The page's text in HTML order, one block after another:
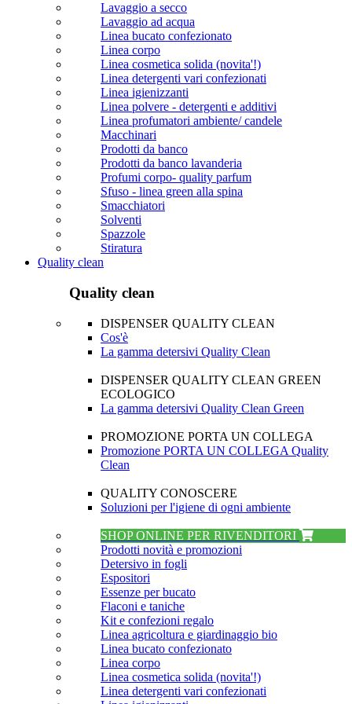
Lavaggio a secco
Lavaggio ad acqua
Linea bucato confezionato
Linea corpo
Linea cosmetica solida (novita'!)
Linea detergenti vari confezionati
Linea igienizzanti
Linea polvere - detergenti e additivi
Linea profumatori ambiente/ candele
Macchinari
Prodotti da banco
Prodotti da banco lavanderia
Profumi corpo- quality parfum
Sfuso - linea green alla spina
Smacchiatori
Solventi
Spazzole
Stiratura
Quality clean
Quality clean
DISPENSER QUALITY CLEAN
Cos'è
La gamma detersivi Quality Clean
DISPENSER QUALITY CLEAN GREEN
ECOLOGICO
La gamma detersivi Quality Clean Green
PROMOZIONE PORTA UN COLLEGA
Promozione PORTA UN COLLEGA Quality
Clean
QUALITY CONOSCERE
Soluzioni per l'igiene di ogni ambiente
SHOP ONLINE PER RIVENDITORI
Prodotti novità e promozioni
Detersivo in fogli
Espositori
Essenze per bucato
Flaconi e taniche
Kit e confezioni regalo
Linea agricoltura e giardinaggio bio
Linea bucato confezionato
Linea corpo
Linea cosmetica solida (novita'!)
Linea detergenti vari confezionati